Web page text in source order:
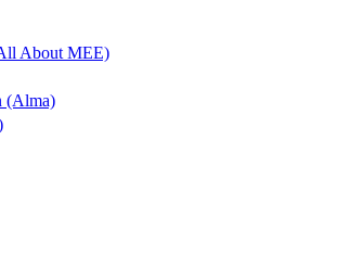
About MEE)
(Alma)